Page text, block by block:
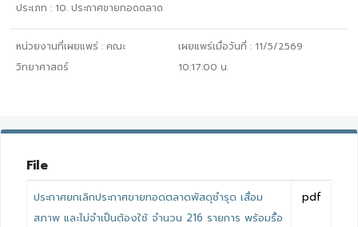
ประเภท : 10. ประกาศขายทอดตลาด
หน่วยงานที่เผยแพร่ : คณะ
วิทยาศาสตร์
เผยแพร่เมื่อวันที่ : 11/5/2569
10:17:00 น.
File
ประกาศยกเลิกประกาศขายทอดตลาดพัสดุชำรุด เสื่อม
สภาพ และไม่จำเป็นต้องใช้ จำนวน 216 รายการ พร้อมรื้อ
pdf